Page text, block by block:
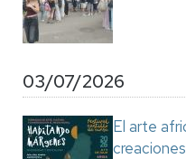
03/07/2026
El arte